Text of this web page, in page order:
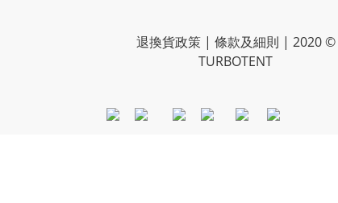
退換貨政策| 條款及細則 | 2020 ©
TURBOTENT